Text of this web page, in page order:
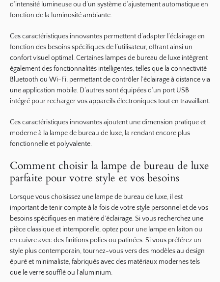
d’intensité lumineuse ou d’un système d’ajustement automatique en
fonction de la luminosité ambiante.
Ces caractéristiques innovantes permettent d’adapter l’éclairage en
fonction des besoins spécifiques de l’utilisateur, offrant ainsi un
confort visuel optimal. Certaines lampes de bureau de luxe intègrent
également des fonctionnalités intelligentes, telles que la connectivité
Bluetooth ou Wi-Fi, permettant de contrôler l’éclairage à distance via
une application mobile. D’autres sont équipées d’un port USB
intégré pour recharger vos appareils électroniques tout en travaillant.
Ces caractéristiques innovantes ajoutent une dimension pratique et
moderne à la lampe de bureau de luxe, la rendant encore plus
fonctionnelle et polyvalente.
Comment choisir la lampe de bureau de luxe
parfaite pour votre style et vos besoins
Lorsque vous choisissez une lampe de bureau de luxe, il est
important de tenir compte à la fois de votre style personnel et de vos
besoins spécifiques en matière d’éclairage. Si vous recherchez une
pièce classique et intemporelle, optez pour une lampe en laiton ou
en cuivre avec des finitions polies ou patinées. Si vous préférez un
style plus contemporain, tournez-vous vers des modèles au design
épuré et minimaliste, fabriqués avec des matériaux modernes tels
que le verre soufflé ou l’aluminium.